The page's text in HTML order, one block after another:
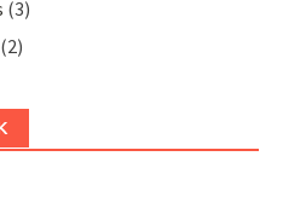
(3)
(2)